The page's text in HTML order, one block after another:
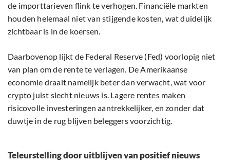
de importtarieven flink te verhogen. Financiële markten
houden helemaal niet van stijgende kosten, wat duidelijk
zichtbaar is in de koersen.
Daarbovenop lijkt de Federal Reserve (Fed) voorlopig niet
van plan om de rente te verlagen. De Amerikaanse
economie draait namelijk beter dan verwacht, wat voor
crypto juist slecht nieuws is. Lagere rentes maken
risicovolle investeringen aantrekkelijker, en zonder dat
duwtje in de rug blijven beleggers voorzichtig.
Teleurstelling door uitblijven van positief nieuws